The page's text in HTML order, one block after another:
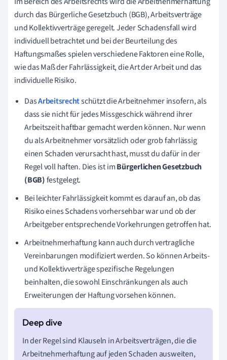
durch das Bürgerliche Gesetzbuch (BGB), Arbeitsverträge
und Kollektivverträge geregelt. Jeder Schadensfall wird
individuell betrachtet und bei der Beurteilung des
Haftungsmaßes spielen verschiedene Faktoren eine Rolle,
wie das Maß der Fahrlässigkeit, die Art der Arbeit und das
individuelle Risiko.
DasArbeitsrechtschützt die Arbeitnehmer insofern, als
dass sie nicht für jedes Missgeschick während ihrer
Arbeitszeit haftbar gemacht werden können. Nur wenn
du als Arbeitnehmer vorsätzlich oder grob fahrlässig
einen Schaden verursacht hast, musst du dafür in der
Regel voll haften. Dies ist imBürgerlichen Gesetzbuch
(BGB)festgelegt.
Bei leichter Fahrlässigkeit kommt es darauf an, ob das
Risiko eines Schadens vorhersehbar war und ob der
Arbeitgeber entsprechende Vorkehrungen getroffen hat.
Arbeitnehmerhaftung kann auch durch vertragliche
Vereinbarungen modifiziert werden. So können Arbeits-
und Kollektivverträge spezifische Regelungen
beinhalten, die sowohl Einschränkungen als auch
Erweiterungen der Haftung vorsehen können.
In der Regel sind Klauseln in Arbeitsverträgen, die die
Arbeitnehmerhaftung auf jeden Schaden ausweiten,